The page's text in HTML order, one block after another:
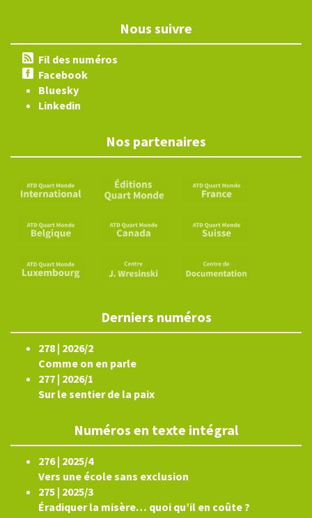
Nous suivre
Fil des numéros
Facebook
Bluesky
Linkedin
Nos partenaires
Derniers numéros
278 | 2026/2
Comme on en parle
277 | 2026/1
Sur le sentier de la paix
Numéros en texte intégral
276 | 2025/4
Vers une école sans exclusion
275 | 2025/3
Éradiquer la misère… quoi qu’il en coûte ?